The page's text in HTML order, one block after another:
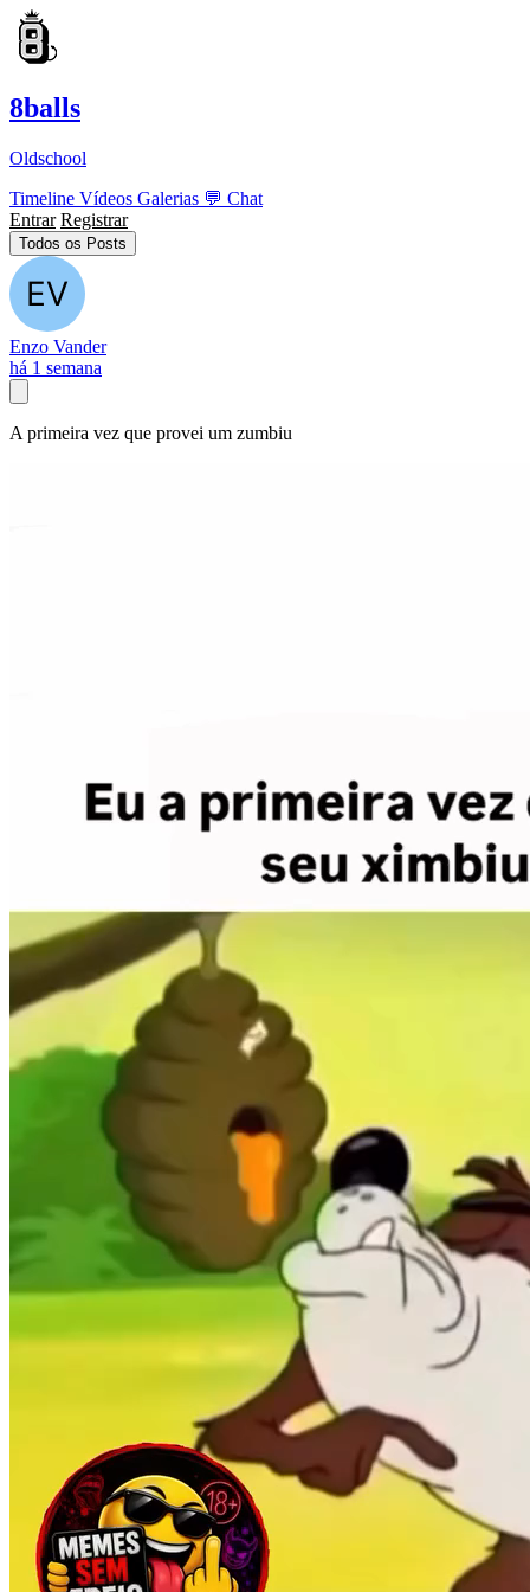
8balls
Oldschool
Timeline Vídeos Galerias 💬 Chat
Entrar Registrar
Todos os Posts
Enzo Vander
há 1 semana
A primeira vez que provei um zumbiu